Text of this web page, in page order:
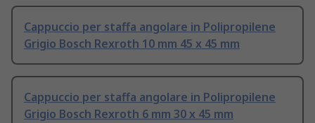
Cappuccio per staffa angolare in Polipropilene
Grigio Bosch Rexroth 10 mm 45 x 45 mm
Cappuccio per staffa angolare in Polipropilene
Grigio Bosch Rexroth 6 mm 30 x 45 mm